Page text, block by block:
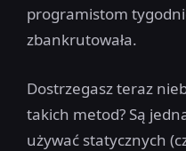
programistom
zbankrutowała.
Dostrzegasz teraz
takich metod? Są
używać statycznych